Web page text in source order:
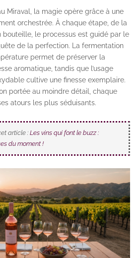
Miraval, la magie opère grâce à une
orchestrée. À chaque étape, de la
bouteille, le processus est guidé par le
de la perfection. La fermentation
permet de préserver la
aromatique, tandis que l’usage
cultive une finesse exemplaire.
portée au moindre détail, chaque
atours les plus séduisants.
article : Les vins qui font le buzz :
du moment !